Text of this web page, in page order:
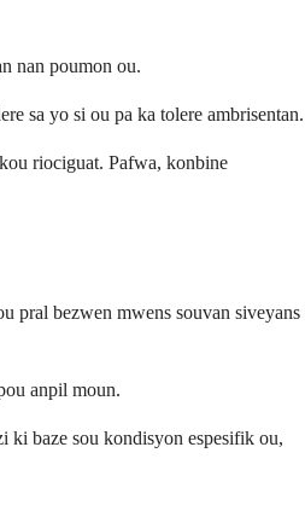
nan poumon ou.
sa yo si ou pa ka tolere ambrisentan.
riociguat. Pafwa, konbine
pral bezwen mwens souvan siveyans
anpil moun.
ki baze sou kondisyon espesifik ou,